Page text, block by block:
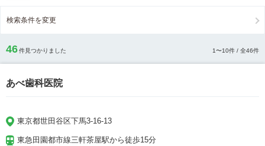
検索条件を変更
46件見つかりました 1〜10件 / 全46件
あべ歯科医院
東京都世田谷区下馬3-16-13
東急田園都市線三軒茶屋駅から徒歩15分